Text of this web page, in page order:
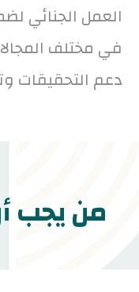
العمل الجنائي
في مختلف
دعم التحقيقات
من يجب